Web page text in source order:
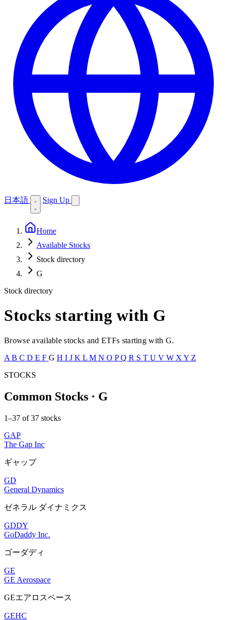
日本語 Sign Up
Home
Available Stocks
Stock directory
G
Stock directory
Stocks starting with G
Browse available stocks and ETFs starting with G.
A B C D E F G H I J K L M N O PQ R S T U V W X Y Z
STOCKS
Common Stocks · G
1–37 of 37 stocks
GAP
The Gap Inc
ギャップ
GD
General Dynamics
ゼネラル ダイナミクス
GDDY
GoDaddy Inc.
ゴーダディ
GE
GE Aerospace
GEエアロスペース
GEHC